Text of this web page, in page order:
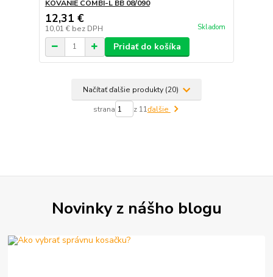
KOVANIE COMBI-L BB 08/090
12,31 €
10,01 € bez DPH Skladom
Pridať do košíka
Načítať ďalšie produkty (20)
strana z 11ďalšie
Novinky z nášho blogu